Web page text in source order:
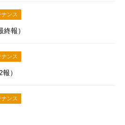
ンス
報）
ンス
）
ンス